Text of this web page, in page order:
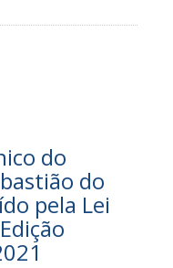
do
do
pela Lei